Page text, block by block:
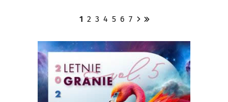
1 2 3 4 5 6 7